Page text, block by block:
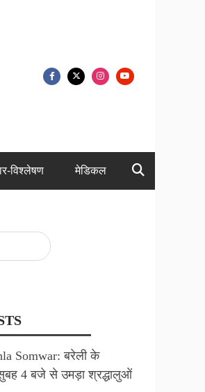
विश्लेषण मेडिकल
Somwar: बरेली के
4 बजे से उमड़ा श्रद्धालुओं